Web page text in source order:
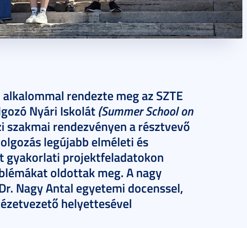
rendezte meg az SZTE
Nyári Iskolát(Summer School on
szakmai rendezvényen a résztvevő
legújabb elméleti és
gyakorlati projektfeladatokon
oldottak meg. A nagy
Nagy Antal egyetemi docenssel,
helyettesével